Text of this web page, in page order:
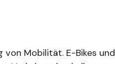
von Mobilität. E-Bikes und